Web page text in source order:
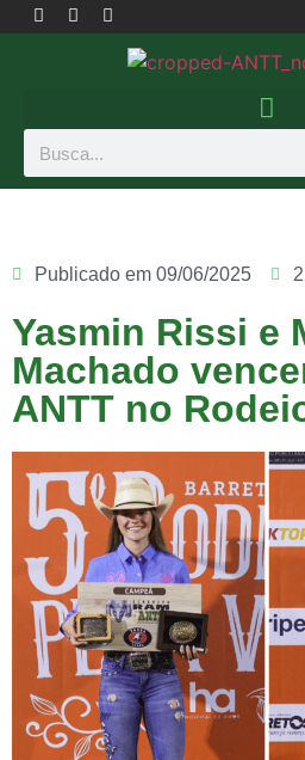
Publicado em 09/06/2025
Yasmin Rissi e
Machado
ANTT no